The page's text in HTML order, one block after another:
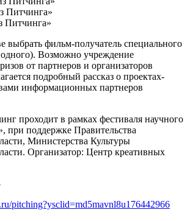
Питчинга»
Питчинга»
выбрать фильм-получатель специального
Возможно учреждение
от партнеров и организаторов
подробный рассказ о проектах-
информационных партнеров
проходит в рамках фестиваля научного
поддержке Правительства
Министерства Культуры
Организатор: Центр креативных
pitching?ysclid=md5mavnl8u176442966